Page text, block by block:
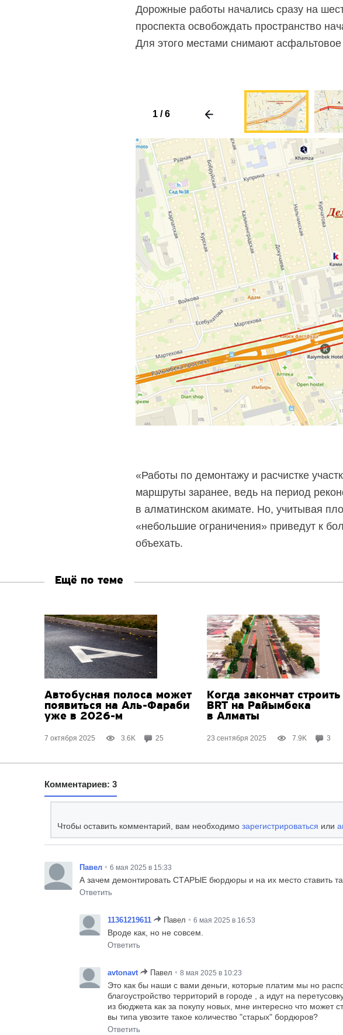
Дорожные работы начались сразу на
проспекта освобождать пространство
Для этого местами снимают
1/6
«Работы по демонтажу и расчистке
маршруты заранее, ведь на период
в алматинском акимате. Но, учитывая
«небольшие ограничения» приведут к
объехать.
Ещё по теме
Автобусная полоса может
появиться на Аль-Фараби
уже в 2026-м
7 октября 2025 3.6K 25
Когда закончат строить
BRT на Райымбека
в Алматы
23 сентября 2025 7.9K 3
Комментариев: 3
Чтобы оставить комментарий, вам необходимо зарегистрироваться или
Павел • 6 мая 2025 в 15:33
А зачем демонтировать СТАРЫЕ бюрдюры и на их место ставить
Ответить
11361219611 Павел • 6 мая 2025 в 16:53
Вроде как, но не совсем.
Ответить
avtonavt Павел • 8 мая 2025 в 10:23
Это как бы наши с вами деньги, которые платим мы но
благоустройство территорий в городе , а идут на
из бюджета как за покупу новых, мне интересно что может
вы типа увозите такое количество "старых" бордюров?
Ответить